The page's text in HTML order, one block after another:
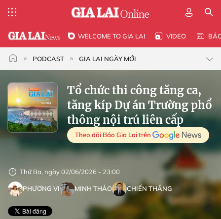
WELCOME TO GIA LAI VIDEO
PODCAST GIA LAI NGÀY MỚI
Tổ chức thi công tăng ca,
tăng kíp Dự án Trường phổ
thông nội trú liên cấp
Theo dõi Báo Gia Lai trên
Thứ Ba, ngày 02/06/2026 - 23:00
PHƯƠNG VI MINH THẢO CHIẾN THẮNG